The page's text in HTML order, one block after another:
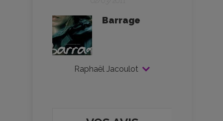
Barrage
Raphaël Jacoulot